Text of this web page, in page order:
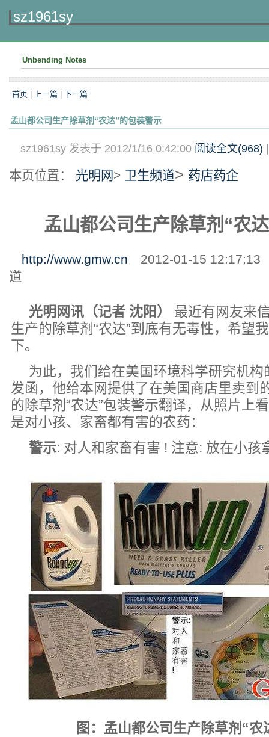
sz1961sy
Unbending Notes
首页 上一篇 下一篇
孟山都公司生产除草剂“农达”的包装警示
sz1961sy 发表于 2012/1/16 0:42:00 阅读全文(968)
本页位置： 光明网> 卫生频道> 药店药企
孟山都公司生产除草剂“农
http://www.gmw.cn 2012-01-15 12:17:13
道
光明网讯（记者 沈阳）
最近有网友来
生产的除草剂“农达”到底有无毒性，希望
下。
为此，我们给在美国环境科学研究机
发函，他给本网提供了在美国商店里卖到
的除草剂“农达”包装警示翻译，从照片上
是对小孩、家畜都有害的农药：
警示: 对人和家畜有害 ! 注意: 放在小孩
图：孟山都公司生产除草剂“农